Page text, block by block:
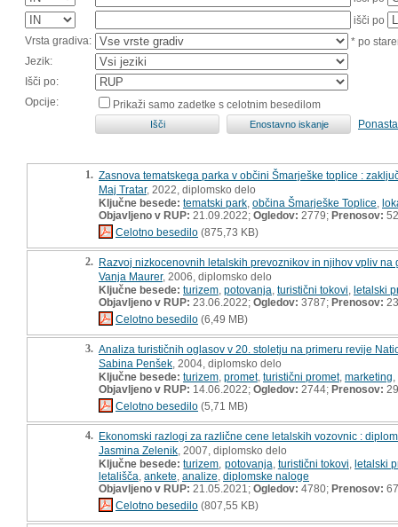
išči po
Vrsta gradiva:
* po
Jezik:
Išči po:
Opcije:
Prikaži samo zadetke s celotnim besedilom
1. Zasnova tematskega parka v občini Šmarješke toplice :
Maj Tratar, 2022, diplomsko delo
Ključne besede: tematski park občina Šmarješke Toplice
Objavljeno v RUP: 21.09.2022; Ogledov: 2779; Prenosov: 52
Celotno besedilo (875,73 KB)
2. Razvoj nizkocenovnih letalskih prevoznikov in njihov vpliv
Vanja Maurer, 2006, diplomsko delo
Ključne besede: turizem potovanja turistični tokovi letalski
Objavljeno v RUP: 23.06.2022; Ogledov: 3787; Prenosov: 23
Celotno besedilo (6,49 MB)
3. Analiza turističnih oglasov v 20. stoletju na primeru revije
Sabina Penšek , 2004, diplomsko delo
Ključne besede: turizem promet, turistični promet, marketing
Objavljeno v RUP: 14.06.2022; Ogledov: 2744; Prenosov: 29
Celotno besedilo (5,71 MB)
4. Ekonomski razlogi za različne cene letalskih vozovnic :
Jasmina Zelenik , 2007, diplomsko delo
Ključne besede: turizem potovanja turistični tokovi ,letalski
letališča ankete analize diplomske naloge
Objavljeno v RUP: 21.05.2021; Ogledov: 4780; Prenosov: 67
Celotno besedilo (807,55 KB)